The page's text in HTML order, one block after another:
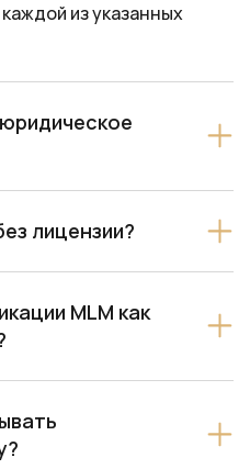
из указанных
лицензии?
MLM как